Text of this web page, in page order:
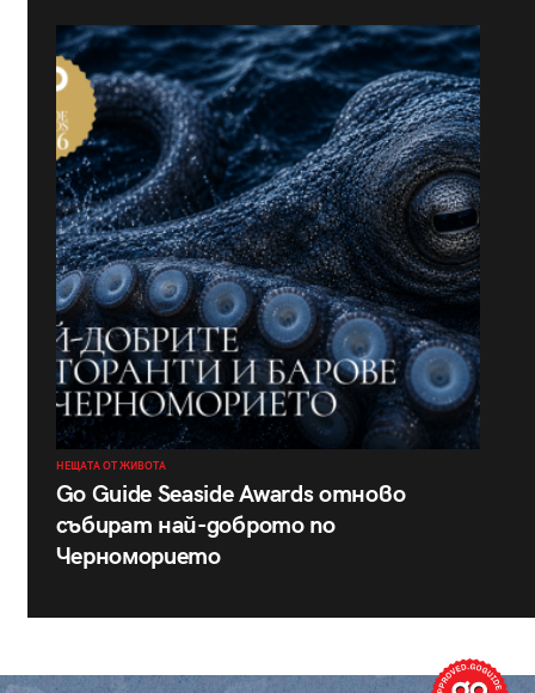
НЕЩАТА ОТ ЖИВОТА
Go Guide Seaside Awards отново
събират най-доброто по
Черноморието